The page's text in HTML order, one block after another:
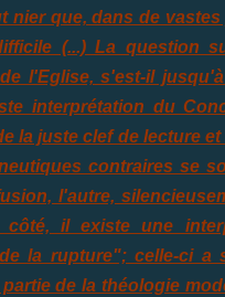
nier que, dans de
(...) La question
l'Eglise, s'est-il
interprétation du
la juste clef de lecture
contraires se
l'autre,
il existe une
la rupture"; celle-ci a
de la théologie